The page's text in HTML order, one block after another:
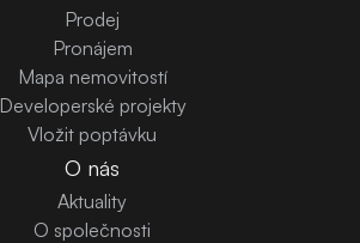
Prodej
Pronájem
Mapa nemovitostí
Developerské projekty
Vložit poptávku
O nás
Aktuality
O společnosti